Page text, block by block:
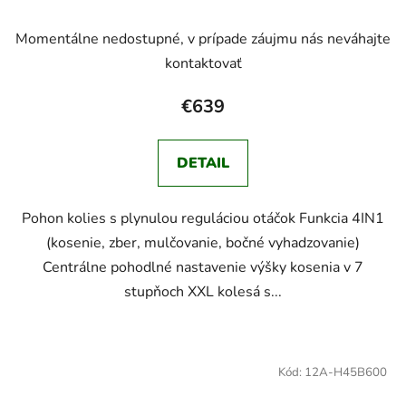
Momentálne nedostupné, v prípade záujmu nás neváhajte
kontaktovať
€639
DETAIL
Pohon kolies s plynulou reguláciou otáčok Funkcia 4IN1
(kosenie, zber, mulčovanie, bočné vyhadzovanie)
Centrálne pohodlné nastavenie výšky kosenia v 7
stupňoch XXL kolesá s...
Kód: 12A-H45B600